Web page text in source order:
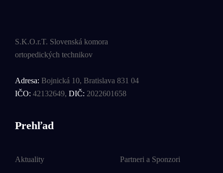
S.K.O.r.T. Slovenská komora
ortopedických technikov
Adresa: Bojnická 10, Bratislava 831 04
IČO: 42132649, DIČ: 2022601658
Prehľad
Aktuality Partneri a Sponzori